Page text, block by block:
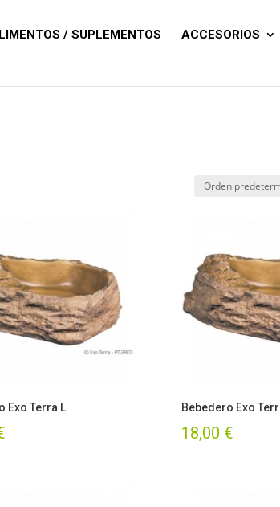
/ SUPLEMENTOS ACCESORIOS
productos
Exo Terra L Bebedero Exo
18,00 €